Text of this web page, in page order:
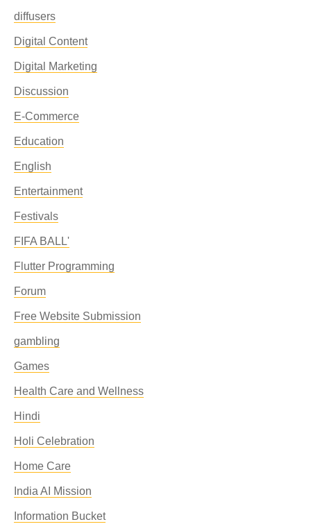
diffusers
Digital Content
Digital Marketing
Discussion
E-Commerce
Education
English
Entertainment
Festivals
FIFA BALL'
Flutter Programming
Forum
Free Website Submission
gambling
Games
Health Care and Wellness
Hindi
Holi Celebration
Home Care
India AI Mission
Information Bucket